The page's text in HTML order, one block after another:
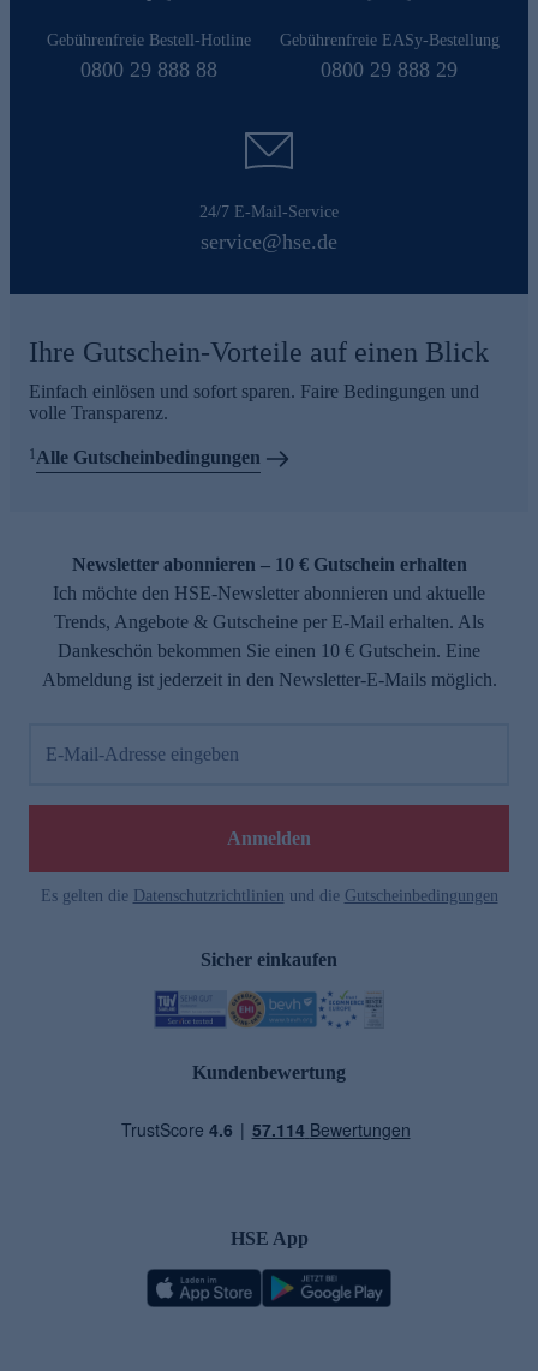
Gebührenfreie Bestell-Hotline
0800 29 888 88
Gebührenfreie EASy-Bestellung
0800 29 888 29
24/7 E-Mail-Service
service@hse.de
Ihre Gutschein-Vorteile auf einen Blick
Einfach einlösen und sofort sparen. Faire Bedingungen und
volle Transparenz.
1 Alle Gutscheinbedingungen
Newsletter abonnieren – 10 € Gutschein erhalten
Ich möchte den HSE-Newsletter abonnieren und aktuelle
Trends, Angebote & Gutscheine per E-Mail erhalten. Als
Dankeschön bekommen Sie einen 10 € Gutschein. Eine
Abmeldung ist jederzeit in den Newsletter-E-Mails möglich.
E-Mail-Adresse eingeben
Anmelden
Es gelten die Datenschutzrichtlinien und die Gutscheinbedingungen
Sicher einkaufen
Kundenbewertung
HSE App